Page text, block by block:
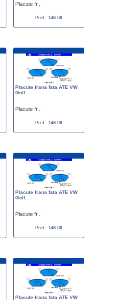
Placute fr...
Pret : 146.00
Placute frana fata ATE VW
Golf...
Placute fr...
Pret : 146.00
Placute frana fata ATE VW
Golf...
Placute fr...
Pret : 146.00
Placute frana fata ATE VW